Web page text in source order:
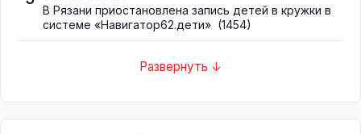
В Рязани приостановлена запись детей в кружки в
системе «Навигатор62.дети» (1454)
Развернуть ↓